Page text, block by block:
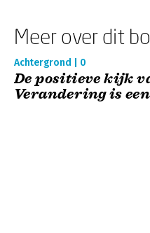
Meer over dit
Achtergrond | 0
De positieve kijk
Verandering is